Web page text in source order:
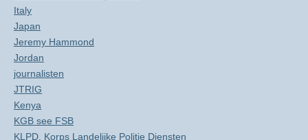
Italy
Japan
Jeremy Hammond
Jordan
journalisten
JTRIG
Kenya
KGB see FSB
KLPD, Korps Landelijke Politie Diensten